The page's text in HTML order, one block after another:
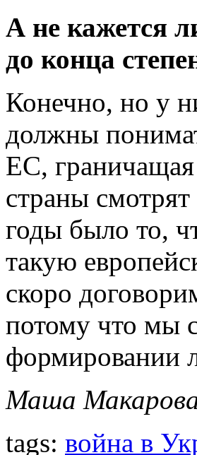
А не кажется
до конца
Конечно, но у
должны
ЕС,
страны
годы было то,
такую
скоро
потому что мы
формировании
Маша
tags: война в